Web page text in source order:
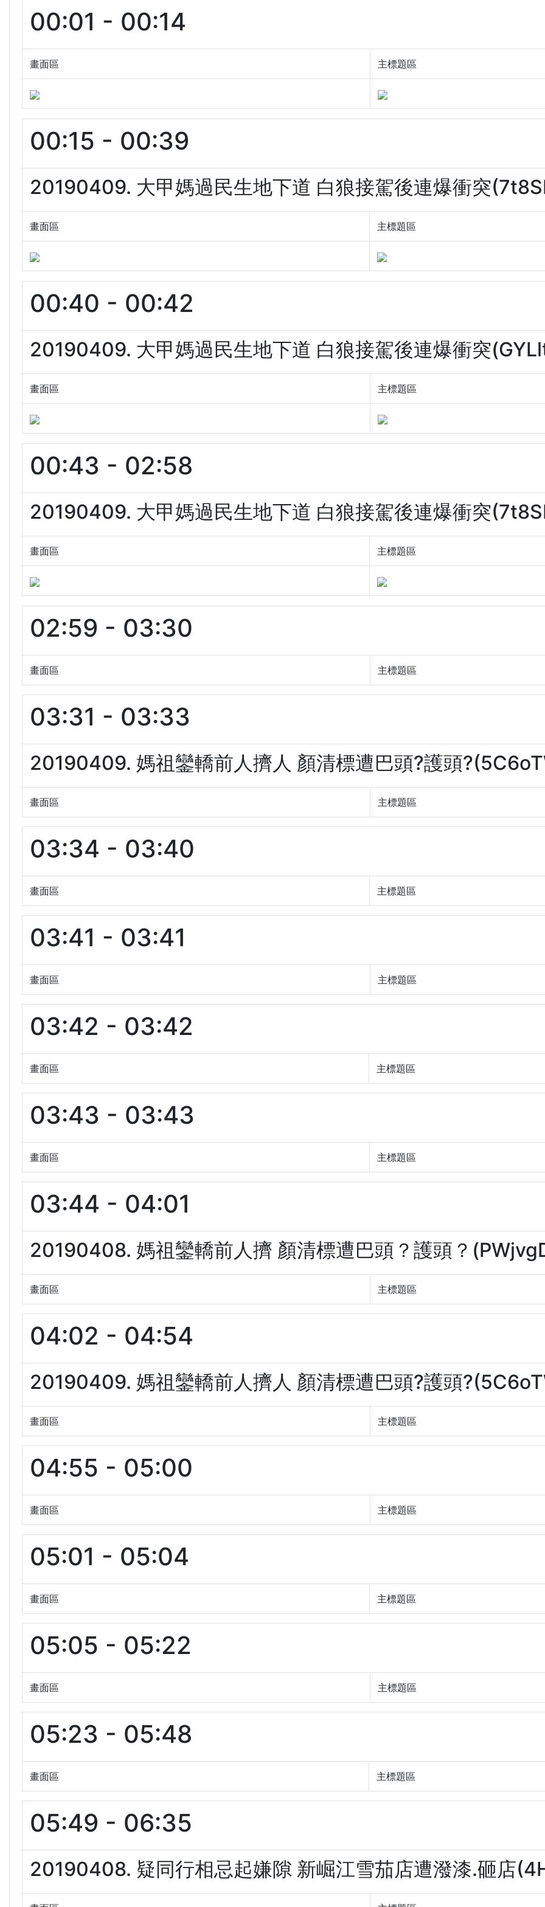
00:01 - 00:14
畫面區 主標題區
00:15 - 00:39
20190409. 大甲媽過民生地下道 白狼接駕後連爆衝突
畫面區 主標題區
00:40 - 00:42
20190409. 大甲媽過民生地下道 白狼接駕後連爆衝突
畫面區 主標題區
00:43 - 02:58
20190409. 大甲媽過民生地下道 白狼接駕後連爆衝突
畫面區 主標題區
02:59 - 03:30
畫面區 主標題區
03:31 - 03:33
20190409. 媽祖鑾轎前人擠人 顏清標遭巴頭?護頭
畫面區 主標題區
03:34 - 03:40
畫面區 主標題區
03:41 - 03:41
畫面區 主標題區
03:42 - 03:42
畫面區 主標題區
03:43 - 03:43
畫面區 主標題區
03:44 - 04:01
20190408. 媽祖鑾轎前人擠 顏清標遭巴頭？護頭？
畫面區 主標題區
04:02 - 04:54
20190409. 媽祖鑾轎前人擠人 顏清標遭巴頭?護頭
畫面區 主標題區
04:55 - 05:00
畫面區 主標題區
05:01 - 05:04
畫面區 主標題區
05:05 - 05:22
畫面區 主標題區
05:23 - 05:48
畫面區 主標題區
05:49 - 06:35
20190408. 疑同行相忌起嫌隙 新崛江雪茄店遭潑漆.砸店